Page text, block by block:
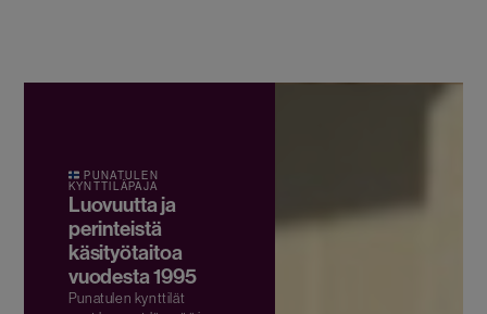
PUNATULEN
KYNTTILÄPAJA
Luovuutta ja
perinteistä
käsityötaitoa
vuodesta 1995
Punatulen kynttilät